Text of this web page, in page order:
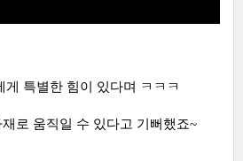
게 특별한 힘이 있다며 ㅋㅋㅋ
로 움직일 수 있다고 기뻐했죠~